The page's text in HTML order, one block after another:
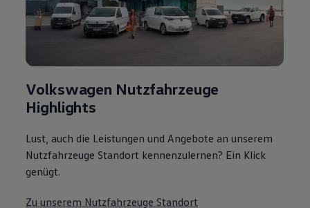
Volkswagen Nutzfahrzeuge
Highlights
Lust, auch die Leistungen und Angebote an unserem
Nutzfahrzeuge Standort kennenzulernen? Ein Klick
genügt.
Zu unserem Nutzfahrzeuge Standort